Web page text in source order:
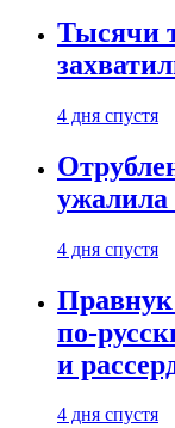
Тысячи
4 дня спустя
4 дня спустя
Правнук
по-
и
4 дня спустя